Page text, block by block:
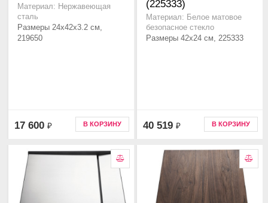
Материал: Нержавеющая
сталь
Размеры 24x42x3.2 см,
219650
17 600 ₽ В КОРЗИНУ
(225333)
Материал: Белое матовое
безопасное стекло
Размеры 42x24 см, 225333
40 519 ₽ В КОРЗИНУ